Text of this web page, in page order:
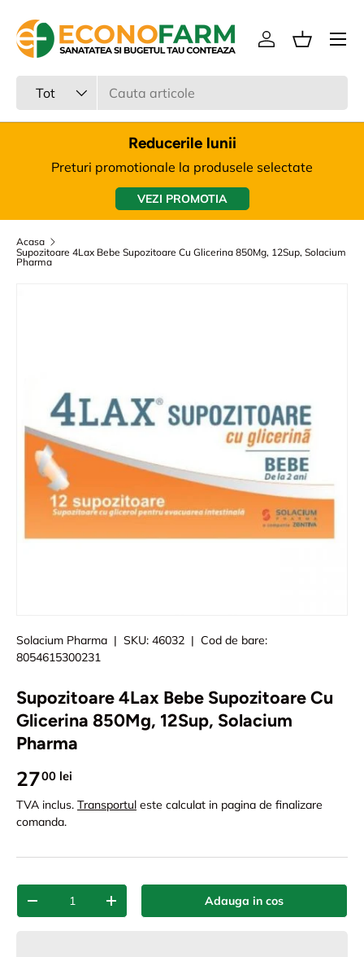
Sari la continut
Tot
Intra in cont
Cos
Meniu
Reducerile lunii
Preturi promotionale la produsele selectate
VEZI PROMOTIA
Acasa
Supozitoare 4Lax Bebe Supozitoare Cu Glicerina 850Mg, 12Sup, Solacium
Pharma
Solacium Pharma | SKU: 46032 | Cod de bare:
8054615300231
Supozitoare 4Lax Bebe Supozitoare Cu
Glicerina 850Mg, 12Sup, Solacium
Pharma
2700 lei
TVA inclus. Transportul este calculat in pagina de finalizare
comanda.
Cant.
-
+ Adauga in cos